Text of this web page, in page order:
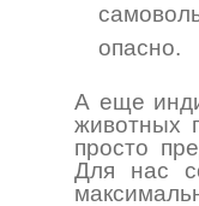
опасно.
А еще
животных
просто
Для нас